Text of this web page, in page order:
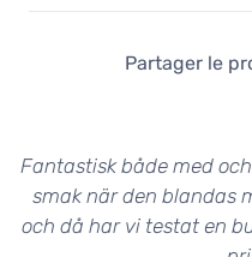
Partager le
Fantastisk både med
smak när den blandas
och då har vi testat en